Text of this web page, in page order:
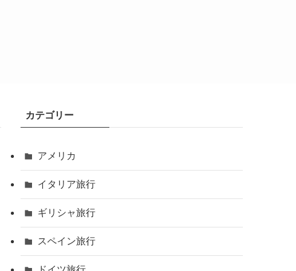
カテゴリー
アメリカ
イタリア旅行
ギリシャ旅行
スペイン旅行